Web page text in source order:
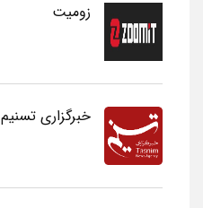
زومیت
خبرگزاری تسنیم